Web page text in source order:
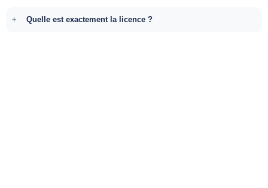
Quelle est exactement la licence ?